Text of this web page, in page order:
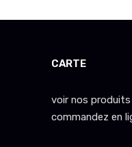
CARTE
voir nos
commandez en